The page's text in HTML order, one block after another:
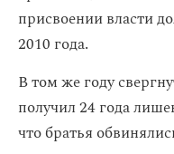
присвоении власти
2010 года.
В том же году
получил 24 года
что братья